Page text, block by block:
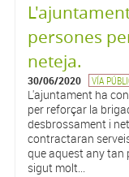
persones
neteja.
30/06/2020 VÍA
L'ajuntament ha
per reforçar la
desbrossament i
contractaran
que aquest any tan
sigut molt...